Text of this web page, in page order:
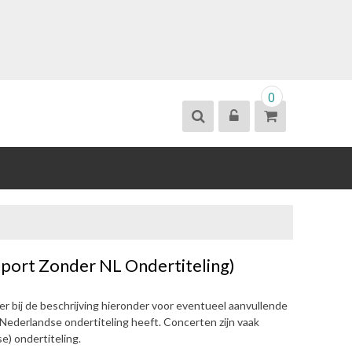
0
Zonder NL Ondertiteling)
bij de beschrijving hieronder voor eventueel aanvullende
ondertiteling heeft. Concerten zijn vaak
ondertiteling.